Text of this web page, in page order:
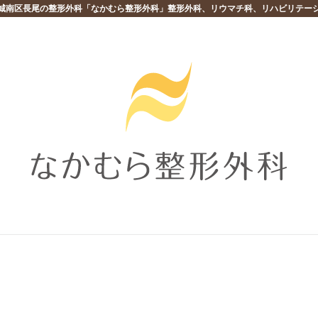
南区長尾の整形外科「なかむら整形外科」整形外科、リウマチ科、リハビリテー